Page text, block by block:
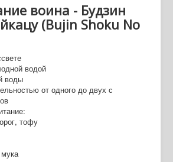
воина - Будзин
(Bujin Shoku No
водой
воды
от одного до двух с
тофу